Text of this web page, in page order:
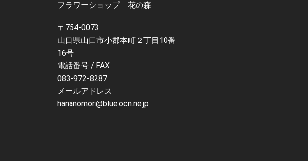
フラワーショップ 花の森
〒754-0073
山口県山口市小郡本町２丁目10番
16号
電話番号 / FAX
083-972-8287
メールアドレス
hananomori@blue.ocn.ne.jp